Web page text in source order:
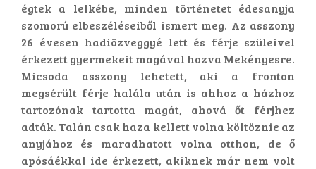
égtek a lelkébe, minden történetet édesanyja
szomorú elbeszéléseiből ismert meg. Az asszony
26 évesen hadiözveggyé lett és férje szüleivel
érkezett gyermekeit magával hozva Mekényesre.
Micsoda asszony lehetett, aki a fronton
megsérült férje halála után is ahhoz a házhoz
tartozónak tartotta magát, ahová őt férjhez
adták. Talán csak haza kellett volna költöznie az
anyjához és maradhatott volna otthon, de ő
apósáékkal ide érkezett, akiknek már nem volt